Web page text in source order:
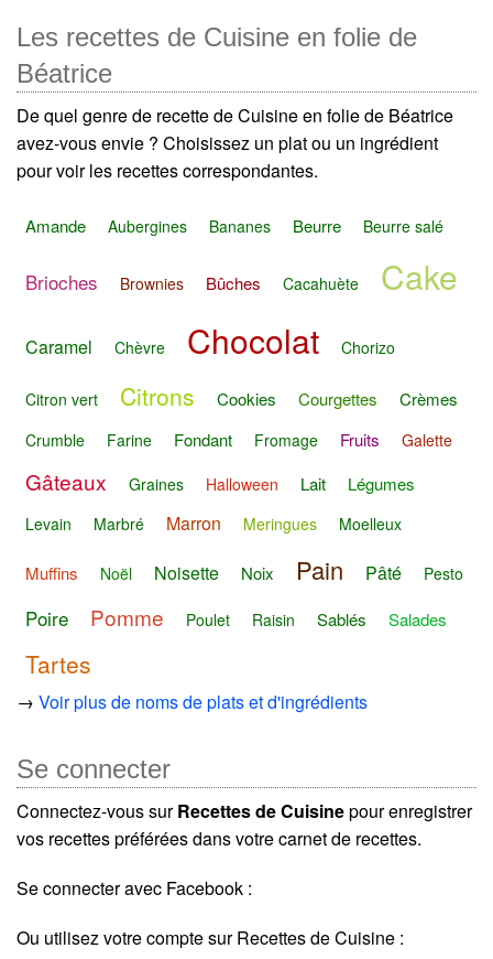
Les recettes de Cuisine en folie de
Béatrice
De quel genre de recette de Cuisine en folie de Béatrice
avez-vous envie ? Choisissez un plat ou un ingrédient
pour voir les recettes correspondantes.
Amande Aubergines Bananes Beurre Beurre salé
Brioches Brownies Bûches Cacahuète Cake
Caramel Chèvre Chocolat Chorizo
Citron vert Citrons Cookies Courgettes Crèmes
Crumble Farine Fondant Fromage Fruits Galette
Gâteaux Graines Halloween Lait Légumes
Levain Marbré Marron Meringues Moelleux
Muffins Noël Noisette Noix Pain Pâté Pesto
Poire Pomme Poulet Raisin Sablés Salades
Tartes
→ Voir plus de noms de plats et d'ingrédients
Se connecter
Connectez-vous surRecettes de Cuisinepour enregistrer
vos recettes préférées dans votre carnet de recettes.
Se connecter avec Facebook :
Ou utilisez votre compte sur Recettes de Cuisine :